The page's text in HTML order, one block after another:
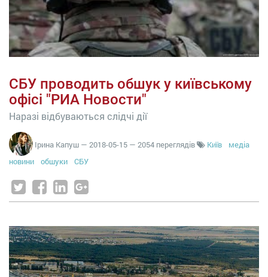
СБУ проводить обшук у київському
офісі "РИА Новости"
Наразі відбуваються слідчі дії
Ірина Капуш — 2018-05-15 — 2054 переглядів Київ
медіа
новини
обшуки СБУ